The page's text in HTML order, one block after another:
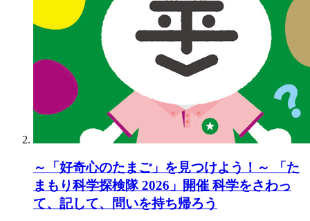
～「好奇心のたまご」を見つけよう！～ 「た
まもり科学探検隊 2026」開催 科学をさわっ
て、記して、問いを持ち帰ろう